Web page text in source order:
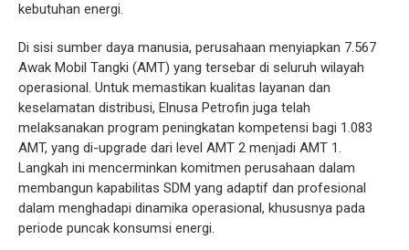
kebutuhan energi.
Di sisi sumber daya manusia, perusahaan menyiapkan 7.567
Awak Mobil Tangki (AMT) yang tersebar di seluruh wilayah
operasional. Untuk memastikan kualitas layanan dan
keselamatan distribusi, Elnusa Petrofin juga telah
melaksanakan program peningkatan kompetensi bagi 1.083
AMT, yang di-upgrade dari level AMT 2 menjadi AMT 1.
Langkah ini mencerminkan komitmen perusahaan dalam
membangun kapabilitas SDM yang adaptif dan profesional
dalam menghadapi dinamika operasional, khususnya pada
periode puncak konsumsi energi.